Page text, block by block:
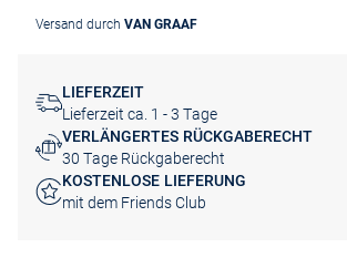
Versand durch VAN GRAAF
LIEFERZEIT
Lieferzeit ca. 1 - 3 Tage
VERLÄNGERTES RÜCKGABERECHT
30 Tage Rückgaberecht
KOSTENLOSE LIEFERUNG
mit dem Friends Club